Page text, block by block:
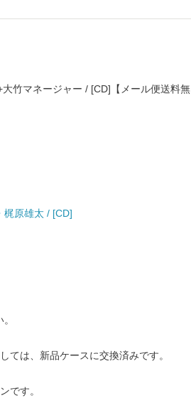
竹マネージャー / [CD]【メール便送料無
梶原雄太 / [CD]
ては、新品ケースに交換済みです。
です。